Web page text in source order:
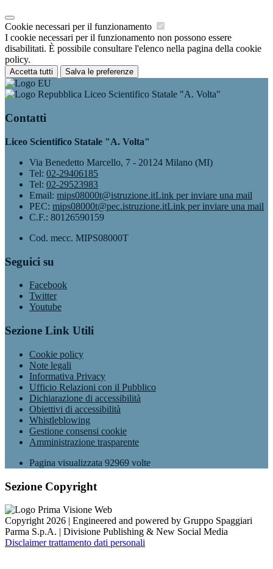
Cookie necessari per il funzionamento
I cookie necessari per il funzionamento non possono essere
disabilitati. È possibile consultare l'elenco nella pagina della cookie
policy.
Accetta tutti Salva le preferenze
Liceo Scientifico Statale "A. Volta"
Contatti
Liceo Scientifico Statale "A. Volta"
Via Benedetto Marcello, 7 - 20124 Milano (MI)
Tel: 02-29406185
Tel: 02-29523983
Email: mips08000t@istruzione.itLink per inviare una mail
PEC: mips08000t@pec.istruzione.itLink per inviare una mail
C.F.: 80126590159
Cod. mecc. MIPS08000T
Seguici su
Facebook
Twitter
Youtube
Sezione Link Utili
Cookie policy
Note legali
Informativa Privacy
Ufficio Relazioni con il Pubblico
Dichiarazione di accessibilità
Obiettivi di accessibilità
Whistleblowing
Gestione consensi cookie
Amministrazione trasparente
Pagina visualizzata 92969 volte
Sezione Copyright
Copyright 2026 | Engineered and powered by Gruppo Spaggiari
Parma S.p.A. | Divisione Publishing & New Social Media
Disclaimer trattamento dati personali